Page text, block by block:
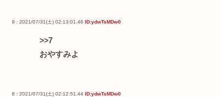
9 : 2021/07/31(土) 02:13:01.46 ID:ydwTsMDw0
>>7
おやすみよ
8 : 2021/07/31(土) 02:12:51.44 ID:ydwTsMDw0